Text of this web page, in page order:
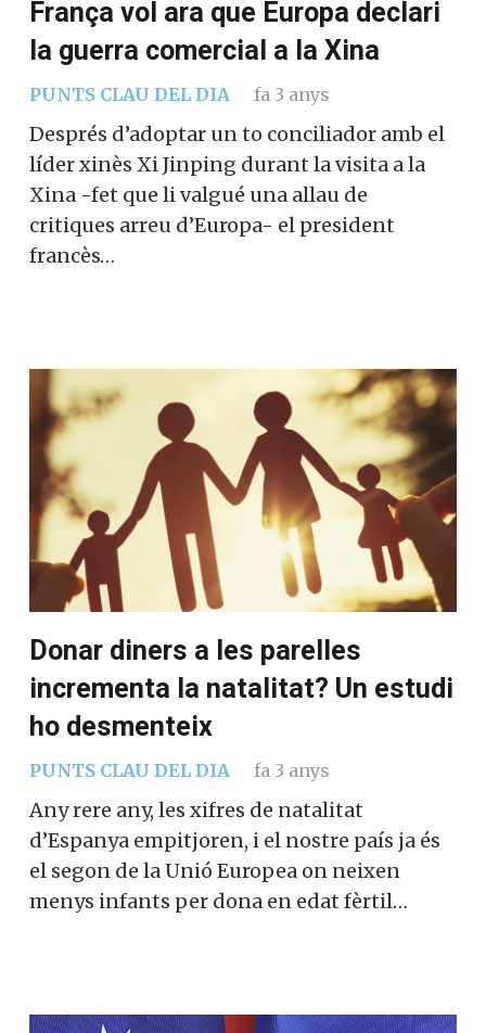
França vol ara que Europa declari
la guerra comercial a la Xina
PUNTS CLAU DEL DIA fa 3 anys
Després d’adoptar un to conciliador amb el
líder xinès Xi Jinping durant la visita a la
Xina -fet que li valgué una allau de
critiques arreu d’Europa- el president
francès…
Donar diners a les parelles
incrementa la natalitat? Un estudi
ho desmenteix
PUNTS CLAU DEL DIA fa 3 anys
Any rere any, les xifres de natalitat
d’Espanya empitjoren, i el nostre país ja és
el segon de la Unió Europea on neixen
menys infants per dona en edat fèrtil…